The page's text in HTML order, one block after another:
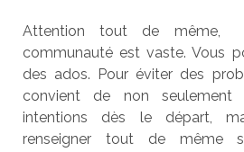
Attention tout de même,
communauté est vaste. Vous
des ados. Pour éviter des
convient de non
intentions dès le départ,
renseigner tout de même